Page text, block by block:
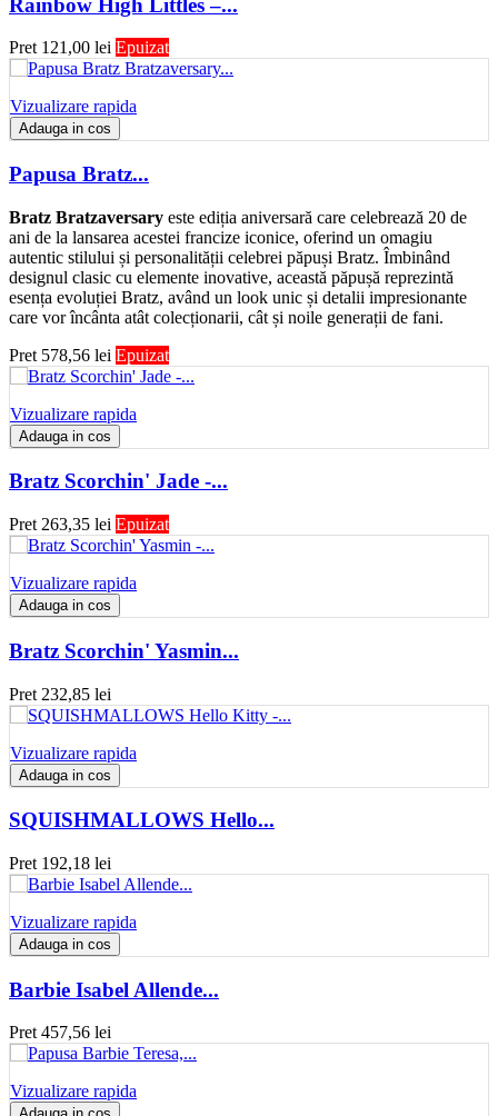
Pret 121,00 lei Epuizat
Vizualizare rapida
Adauga in cos
Papusa Bratz...
Bratz Bratzaversary este ediția aniversară care celebrează 20 de
ani de la lansarea acestei francize iconice, oferind un omagiu
autentic stilului și personalității celebrei păpuși Bratz. Îmbinând
designul clasic cu elemente inovative, această păpușă reprezintă
esența evoluției Bratz, având un look unic și detalii impresionante
care vor încânta atât colecționarii, cât și noile generații de fani.
Pret 578,56 lei Epuizat
Vizualizare rapida
Adauga in cos
Bratz Scorchin' Jade -...
Pret 263,35 lei Epuizat
Vizualizare rapida
Adauga in cos
Bratz Scorchin' Yasmin...
Pret 232,85 lei
Vizualizare rapida
Adauga in cos
SQUISHMALLOWS Hello...
Pret 192,18 lei
Vizualizare rapida
Adauga in cos
Barbie Isabel Allende...
Pret 457,56 lei
Vizualizare rapida